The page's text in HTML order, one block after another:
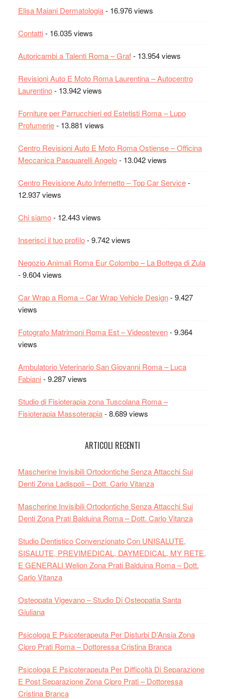
Elisa Maiani Dermatologia- 16.976 views
Contatti- 16.035 views
Autoricambi a Talenti Roma – Graf- 13.954 views
Revisioni Auto E Moto Roma Laurentina – Autocentro
Laurentino- 13.942 views
Forniture per Parrucchieri ed Estetisti Roma – Lupo
Profumerie- 13.881 views
Centro Revisioni Auto E Moto Roma Ostiense – Officina
Meccanica Pasquarelli Angelo- 13.042 views
Centro Revisione Auto Infernetto – Top Car Service-
12.937 views
Chi siamo- 12.443 views
Inserisci il tuo profilo- 9.742 views
Negozio Animali Roma Eur Colombo – La Bottega di Zula
- 9.604 views
Car Wrap a Roma – Car Wrap Vehicle Design- 9.427
views
Fotografo Matrimoni Roma Est – Videosteven- 9.364
views
Ambulatorio Veterinario San Giovanni Roma – Luca
Fabiani- 9.287 views
Studio di Fisioterapia zona Tuscolana Roma –
Fisioterapia Massoterapia- 8.689 views
ARTICOLI RECENTI
Mascherine Invisibili Ortodontiche Senza Attacchi Sui
Denti Zona Ladispoli – Dott. Carlo Vitanza
Mascherine Invisibili Ortodontiche Senza Attacchi Sui
Denti Zona Prati Balduina Roma – Dott. Carlo Vitanza
Studio Dentistico Convenzionato Con UNISALUTE,
SISALUTE, PREVIMEDICAL, DAYMEDICAL, MY RETE,
E GENERALI Welion Zona Prati Balduina Roma – Dott.
Carlo Vitanza
Osteopata Vigevano – Studio Di Osteopatia Santa
Giuliana
Psicologa E Psicoterapeuta Per Disturbi D’Ansia Zona
Cipro Prati Roma – Dottoressa Cristina Branca
Psicologa E Psicoterapeuta Per Difficoltà Di Separazione
E Post Separazione Zona Cipro Prati – Dottoressa
Cristina Branca